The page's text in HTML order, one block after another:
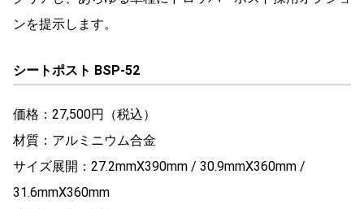
ンを提示します。
シートポスト BSP-52
価格：27,500円（税込）
材質：アルミニウム合金
サイズ展開：27.2mmX390mm / 30.9mmX360mm /
31.6mmX360mm